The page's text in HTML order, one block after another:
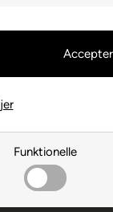
Funktionelle